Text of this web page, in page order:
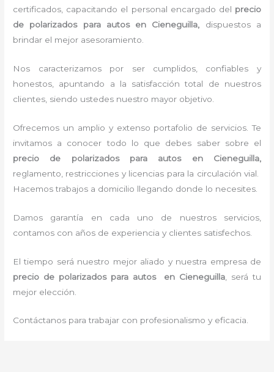
certificados, capacitando el personal encargado del precio
de polarizados para autosen Cieneguilla,
dispuestos a
brindar el mejor asesoramiento.
Nos caracterizamos por ser cumplidos, confiables y
honestos, apuntando a la satisfacción total de nuestros
clientes, siendo ustedes nuestro mayor objetivo.
Ofrecemos un amplio y extenso portafolio de servicios. Te
invitamos a conocer todo lo que debes saber sobre el
precio de polarizados para autos en Cieneguilla,
reglamento, restricciones y licencias para la circulación vial.
Hacemos trabajos a domicilio llegando donde lo necesites.
Damos garantía en cada uno de nuestros servicios,
contamos con años de experiencia y clientes satisfechos.
El tiempo será nuestro mejor aliado y nuestra empresa de
precio de polarizados para autosen Cieneguilla , será tu
mejor elección.
Contáctanos para trabajar con profesionalismo y eficacia.